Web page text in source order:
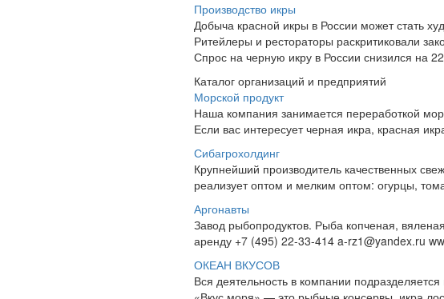
Производство икры
Добыча красной икры в России может стать
Ритейлеры и рестораторы раскритиковали
Спрос на черную икру в России снизился на
Каталог организаций и предприятий
Морской продукт
Наша компания занимается переработкой
Если вас интересует черная икра, красная
Сибагрохолдинг
Крупнейший производитель качественных
реализует оптом и мелким оптом: огурцы,
Аргонавты
Завод рыбопродуктов. Рыба копченая,
аренду +7 (495) 22-33-414 a-rz1@yandex.ru
ОКЕАН ВКУСОВ
Вся деятельность в компании